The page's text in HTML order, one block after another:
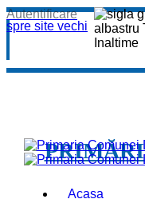
spre site vechi
Autentificare
Acasa